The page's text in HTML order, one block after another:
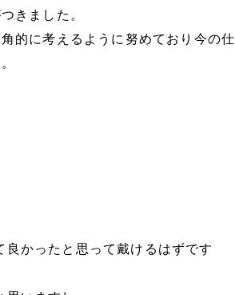
きました。
的に考えるように努めており今の仕
かったと思って戴けるはずです